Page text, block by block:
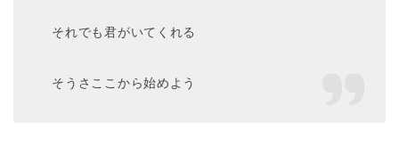
それでも君がいてくれる
そうさここから始めよう